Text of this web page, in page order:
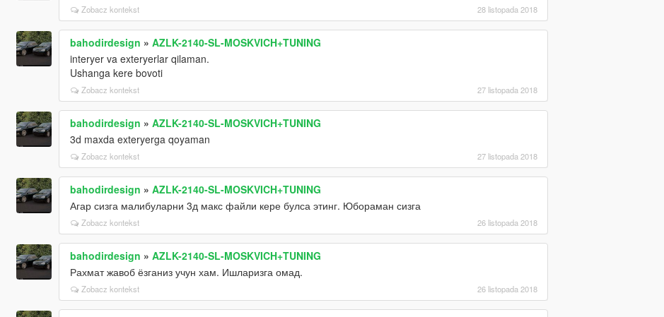
Zobacz kontekst 28 listopada 2018
bahodirdesign » AZLK-2140-SL-MOSKVICH+TUNING
interyer va exteryerlar qilaman.
Ushanga kere bovoti
Zobacz kontekst 27 listopada 2018
bahodirdesign » AZLK-2140-SL-MOSKVICH+TUNING
3d maxda exteryerga qoyaman
Zobacz kontekst 27 listopada 2018
bahodirdesign » AZLK-2140-SL-MOSKVICH+TUNING
Агар сизга малибуларни 3д макс файли кере булса этинг. Юбораман сизга
Zobacz kontekst 26 listopada 2018
bahodirdesign » AZLK-2140-SL-MOSKVICH+TUNING
Рахмат жавоб ёзганиз учун хам. Ишларизга омад.
Zobacz kontekst 26 listopada 2018